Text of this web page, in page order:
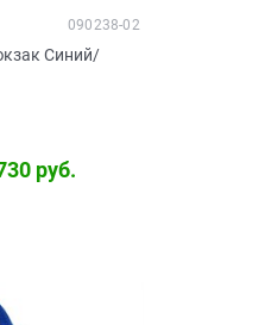
Синий/
090238-02
руб.